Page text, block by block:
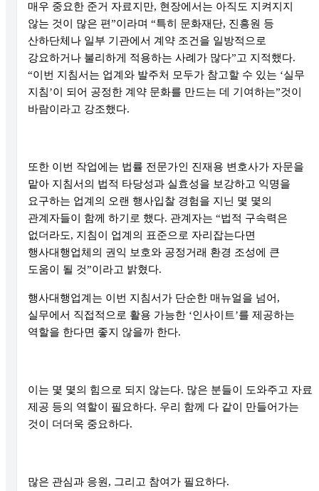
매우 중요한 준거 자료지만, 현장에서는 아직도 지켜지지
않는 것이 많은 편”이라며 “특히 문화재단, 진흥원 등
산하단체나 일부 기관에서 계약 조건을 일방적으로
강요하거나 불리하게 적용하는 사례가 많다”고 지적했다.
“이번 지침서는 업계와 발주처 모두가 참고할 수 있는 ‘실무
지침’이 되어 공정한 계약 문화를 만드는 데 기여하는”것이
바람이라고 강조했다.
또한 이번 작업에는 법률 전문가인 진재용 변호사가 자문을
맡아 지침서의 법적 타당성과 실효성을 보강하고 익명을
요구하는 업계의 오랜 행사입찰 경험을 지닌 몇 몇의
관계자들이 함께 하기로 했다. 관계자는 “법적 구속력은
없더라도, 지침이 업계의 표준으로 자리잡는다면
행사대행업체의 권익 보호와 공정거래 환경 조성에 큰
도움이 될 것”이라고 밝혔다.
행사대행업계는 이번 지침서가 단순한 매뉴얼을 넘어,
실무에서 직접적으로 활용 가능한 ‘인사이트’를 제공하는
역할을 한다면 좋지 않을까 한다.
이는 몇 몇의 힘으로 되지 않는다. 많은 분들이 도와주고 자료
제공 등의 역할이 필요하다. 우리 함께 다 같이 만들어가는
것이 더더욱 중요하다.
많은 관심과 응원, 그리고 참여가 필요하다.